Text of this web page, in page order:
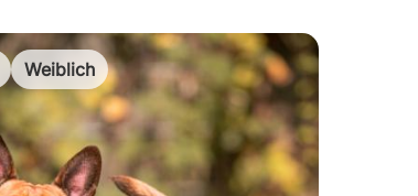
Weiblich